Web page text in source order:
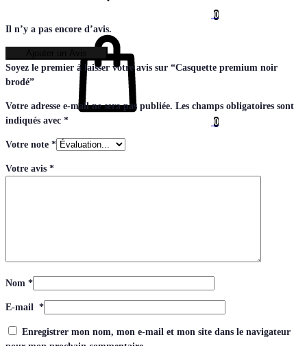
0
0
Il n’y a pas encore d’avis.
Soyez le premier à laisser votre avis sur “Casquette premium noir
brodé”
Votre adresse e-mail ne sera pas publiée. Les champs obligatoires sont
indiqués avec *
Votre note *
Votre avis *
Nom *
E-mail *
Enregistrer mon nom, mon e-mail et mon site dans le navigateur